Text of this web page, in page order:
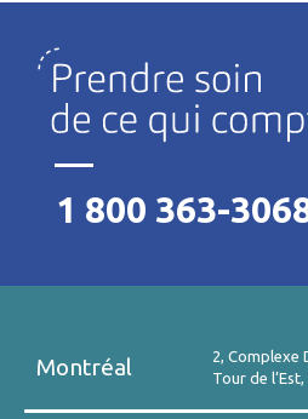
1 800 363-
Montréal
2, Complexe
Tour de